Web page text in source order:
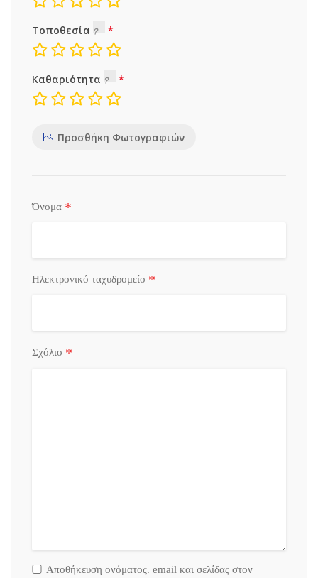
Τοποθεσία
Καθαριότητα
Προσθήκη Φωτογραφιών
Όνομα *
Ηλεκτρονικό ταχυδρομείο *
Σχόλιο *
Αποθήκευση ονόματος. email και σελίδας στον